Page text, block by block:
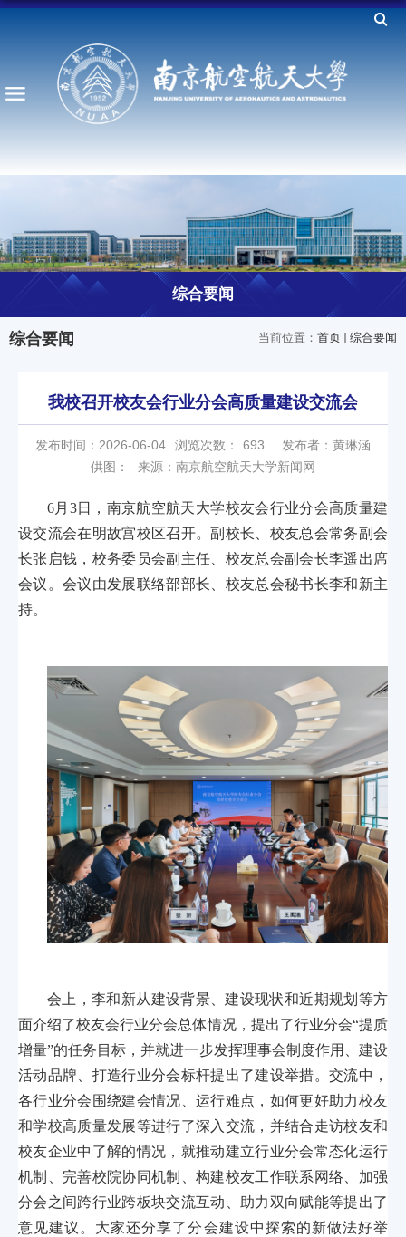
综合要闻
当前位置： 首页 综合要闻
综合要闻
我校召开校友会行业分会高质量建设交流会
发布时间：2026-06-04 浏览次数： 693
发布者：黄琳涵
供图：
来源：南京航空航天大学新闻网
6月3日，南京航空航天大学校友会行业分会高质量建
设交流会在明故宫校区召开。副校长、校友总会常务副会
长张启钱，校务委员会副主任、校友总会副会长李遥出席
会议。会议由发展联络部部长、校友总会秘书长李和新主
持。
会上，李和新从建设背景、建设现状和近期规划等方
面介绍了校友会行业分会总体情况，提出了行业分会“提质
增量”的任务目标，并就进一步发挥理事会制度作用、建设
活动品牌、打造行业分会标杆提出了建设举措。交流中，
各行业分会围绕建会情况、运行难点，如何更好助力校友
和学校高质量发展等进行了深入交流，并结合走访校友和
校友企业中了解的情况，就推动建立行业分会常态化运行
机制、完善校院协同机制、构建校友工作联系网络、加强
分会之间跨行业跨板块交流互动、助力双向赋能等提出了
意见建议。大家还分享了分会建设中探索的新做法好举